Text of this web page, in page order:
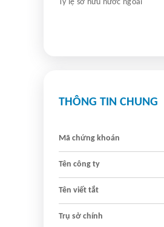
Tỷ lệ sở hữu nước ngoài
THÔNG TIN CHUNG
Mã chứng khoán
Tên công ty
Tên viết tắt
Trụ sở chính